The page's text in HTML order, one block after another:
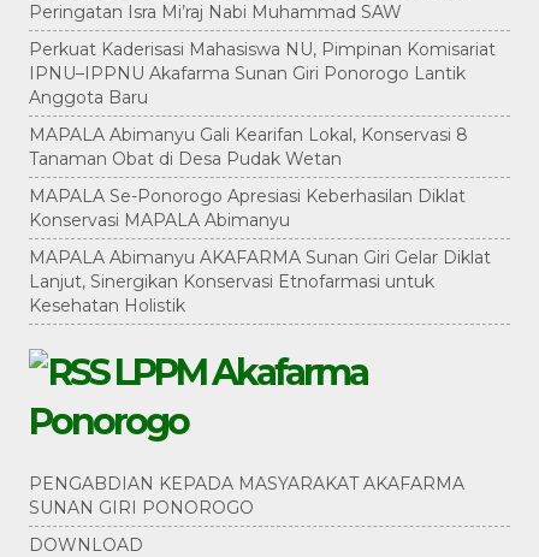
Peringatan Isra Mi’raj Nabi Muhammad SAW
Perkuat Kaderisasi Mahasiswa NU, Pimpinan Komisariat
IPNU–IPPNU Akafarma Sunan Giri Ponorogo Lantik
Anggota Baru
MAPALA Abimanyu Gali Kearifan Lokal, Konservasi 8
Tanaman Obat di Desa Pudak Wetan
MAPALA Se-Ponorogo Apresiasi Keberhasilan Diklat
Konservasi MAPALA Abimanyu
MAPALA Abimanyu AKAFARMA Sunan Giri Gelar Diklat
Lanjut, Sinergikan Konservasi Etnofarmasi untuk
Kesehatan Holistik
LPPM Akafarma
Ponorogo
PENGABDIAN KEPADA MASYARAKAT AKAFARMA
SUNAN GIRI PONOROGO
DOWNLOAD